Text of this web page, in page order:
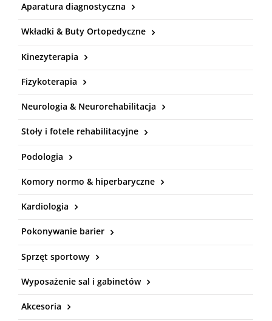
Aparatura diagnostyczna
Wkładki & Buty Ortopedyczne
Kinezyterapia
Fizykoterapia
Neurologia & Neurorehabilitacja
Stoły i fotele rehabilitacyjne
Podologia
Komory normo & hiperbaryczne
Kardiologia
Pokonywanie barier
Sprzęt sportowy
Wyposażenie sal i gabinetów
Akcesoria